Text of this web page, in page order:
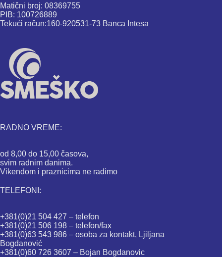
Matični broj: 08369755
PIB: 100726889
Tekući račun:160-920531-73 Banca Intesa
RADNO VREME:
od 8,00 do 15,00 časova,
svim radnim danima.
Vikendom i praznicima ne radimo
TELEFONI:
+381(0)21 504 427 – telefon
+381(0)21 506 198 – telefon/fax
+381(0)63 543 986 – osoba za kontakt, Ljiljana
Bogdanović
+381(0)60 726 3607 – Bojan Bogdanovic